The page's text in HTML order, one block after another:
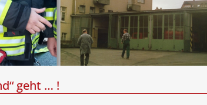
geht … !